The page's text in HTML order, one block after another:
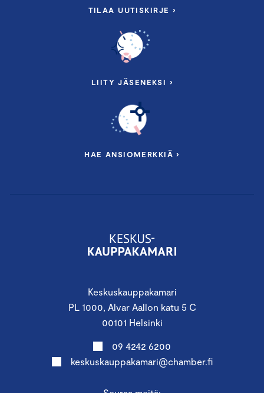
Keskuskauppakamari
PL 1000, Alvar Aallon katu 5 C
00101 Helsinki
09 4242 6200
keskuskauppakamari@chamber.fi
TILAA UUTISKIRJE ›
LIITY JÄSENEKSI ›
HAE ANSIOMERKKIÄ ›